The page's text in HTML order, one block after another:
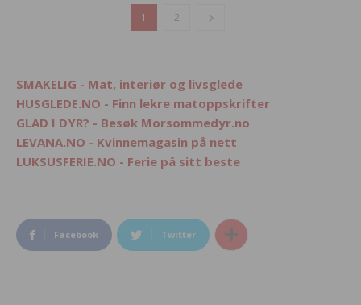
1 2
SMAKELIG - Mat, interiør og livsglede
HUSGLEDE.NO - Finn lekre matoppskrifter
GLAD I DYR? - Besøk Morsommedyr.no
LEVANA.NO - Kvinnemagasin på nett
LUKSUSFERIE.NO - Ferie på sitt beste
Facebook Twitter